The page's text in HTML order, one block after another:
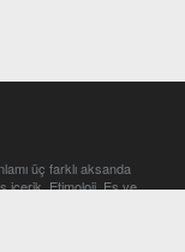
üç farklı aksanda
içerik. Etimoloji, Eş ve